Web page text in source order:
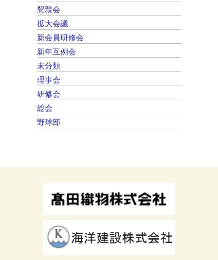
懇親会
拡大会議
新会員研修会
新年互例会
未分類
理事会
研修会
総会
野球部